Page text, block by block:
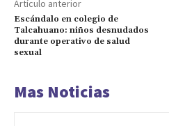
Artículo anterior
Escándalo en colegio de
Talcahuano: niños desnudados
durante operativo de salud
sexual
Mas Noticias